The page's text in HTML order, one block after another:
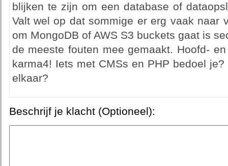
blijken te zijn om een database of
Valt wel op dat sommige er erg vaak naar
om MongoDB of AWS S3 buckets gaat is
de meeste fouten mee gemaakt. Hoofd-
karma4! Iets met CMSs en PHP bedoel
elkaar?
Beschrijf je klacht (Optioneel):